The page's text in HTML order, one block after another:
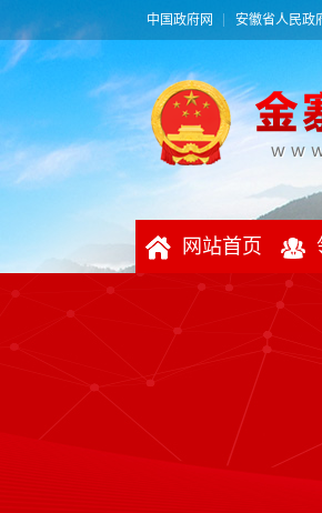
中国政府网 安徽省人民政
网站首页